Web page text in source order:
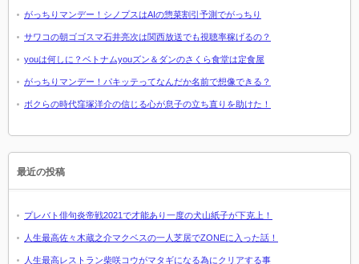
がっちりマンデー！シノプスはAIの惣菜割引予測でがっちり
サワコの朝ゴゴスマ石井亮次は関西放送でも視聴率稼げるの？
youは何しに？ベトナムyouズン＆ダンのさくら食堂は定食屋
がっちりマンデー！パキッテってなんだか名前で想像できる？
ボクらの時代窪塚洋介の信じる心が息子の立ち直りを助けた！
最近の投稿
プレバト俳句炎帝戦2021で才能あり一度の犬山紙子が下克上！
人生最高佐々木蔵之介マクベスの一人芝居でZONEに入った話！
人生最高レストラン柴咲コウがマタギになる為にクリアする事